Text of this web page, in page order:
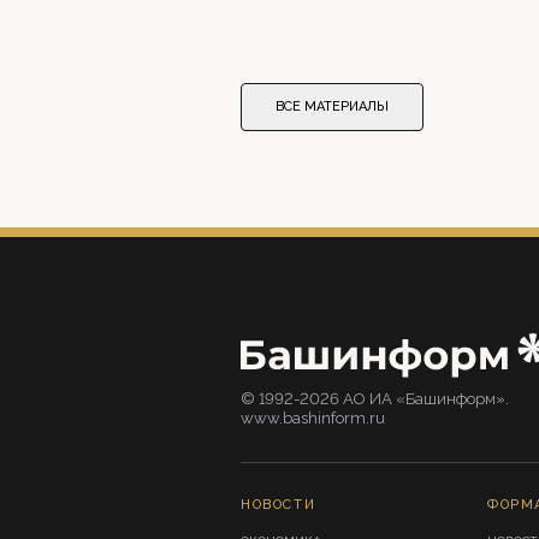
ВСЕ МАТЕРИАЛЫ
© 1992-2026 АО ИА «Башинформ».
www.bashinform.ru
НОВОСТИ